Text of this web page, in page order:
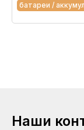
батареи /
Наши